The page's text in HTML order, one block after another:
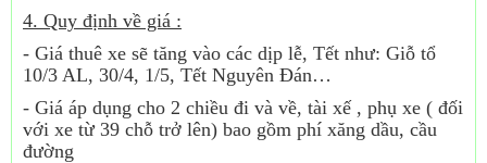
4. Quy định về giá :
- Giá thuê xe sẽ tăng vào các dịp lễ, Tết như: Giỗ tổ
10/3 AL, 30/4, 1/5, Tết Nguyên Đán…
- Giá áp dụng cho 2 chiều đi và về, tài xế , phụ xe ( đối
với xe từ 39 chỗ trở lên) bao gồm phí xăng dầu, cầu
đường